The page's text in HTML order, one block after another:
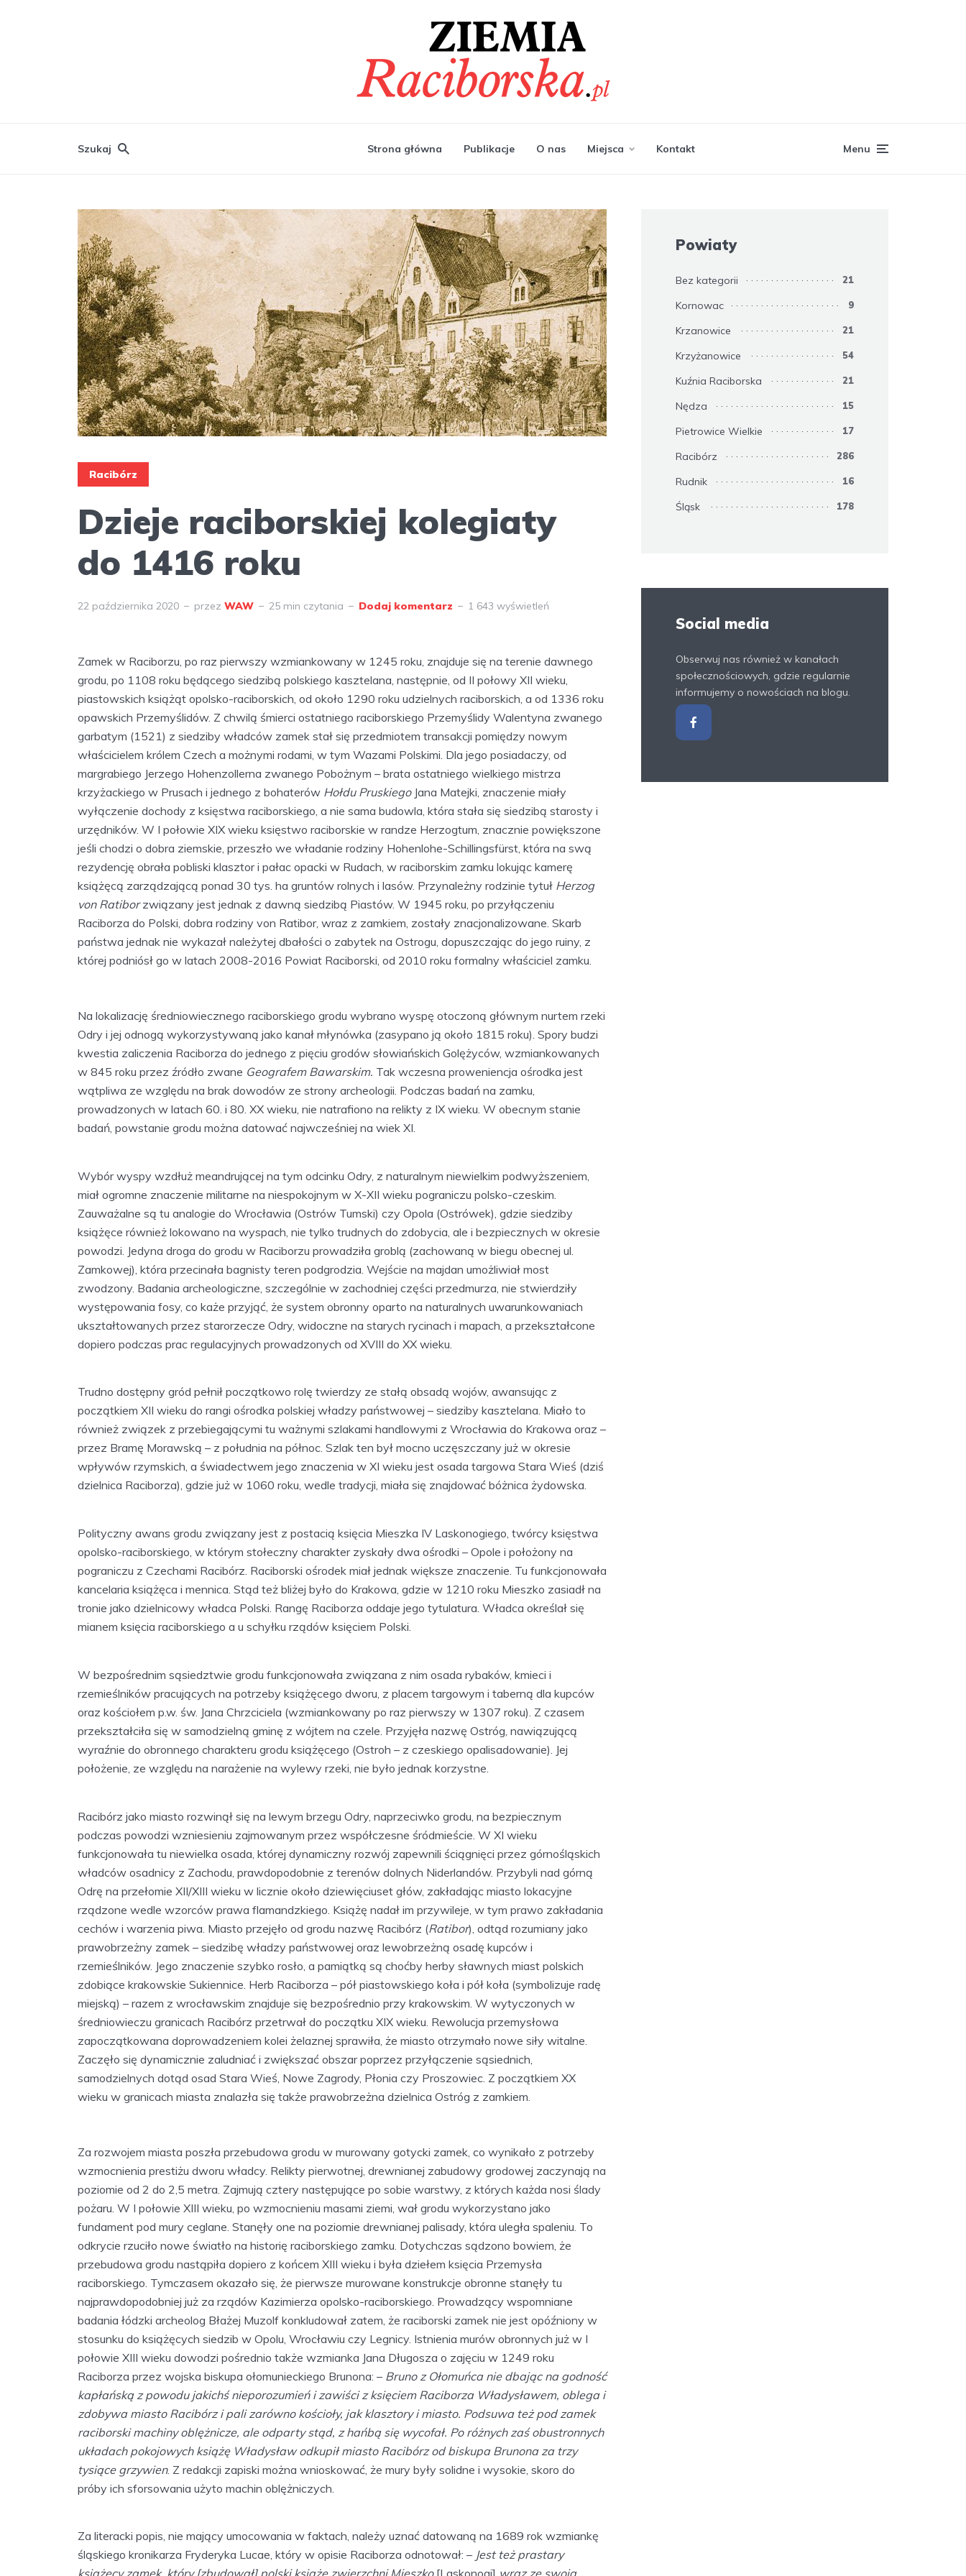
Szukaj Strona główna Publikacje O nas Miejsca Kontakt Menu
Racibórz
Dzieje raciborskiej kolegiaty
do 1416 roku
22 października 2020 przez WAW 25 min czytania Dodaj komentarz 1 643 wyświetleń
Zamek w Raciborzu, po raz pierwszy wzmiankowany w 1245 roku, znajduje się na terenie dawnego
grodu, po 1108 roku będącego siedzibą polskiego kasztelana, następnie, od II połowy XII wieku,
piastowskich książąt opolsko-raciborskich, od około 1290 roku udzielnych raciborskich, a od 1336 roku
opawskich Przemyślidów. Z chwilą śmierci ostatniego raciborskiego Przemyślidy Walentyna zwanego
garbatym (1521) z siedziby władców zamek stał się przedmiotem transakcji pomiędzy nowym
właścicielem królem Czech a możnymi rodami, w tym Wazami Polskimi. Dla jego posiadaczy, od
margrabiego Jerzego Hohenzollerna zwanego Pobożnym – brata ostatniego wielkiego mistrza
krzyżackiego w Prusach i jednego z bohaterów Hołdu PruskiegoJana Matejki, znaczenie miały
wyłączenie dochody z księstwa raciborskiego, a nie sama budowla, która stała się siedzibą starosty i
urzędników. W I połowie XIX wieku księstwo raciborskie w randze Herzogtum, znacznie powiększone
jeśli chodzi o dobra ziemskie, przeszło we władanie rodziny Hohenlohe-Schillingsfürst, która na swą
rezydencję obrała pobliski klasztor i pałac opacki w Rudach, w raciborskim zamku lokując kamerę
książęcą zarządzającą ponad 30 tys. ha gruntów rolnych i lasów. Przynależny rodzinie tytuł Herzog
von Ratiborzwiązany jest jednak z dawną siedzibą Piastów. W 1945 roku, po przyłączeniu
Raciborza do Polski, dobra rodziny von Ratibor, wraz z zamkiem, zostały znacjonalizowane. Skarb
państwa jednak nie wykazał należytej dbałości o zabytek na Ostrogu, dopuszczając do jego ruiny, z
której podniósł go w latach 2008-2016 Powiat Raciborski, od 2010 roku formalny właściciel zamku.
Na lokalizację średniowiecznego raciborskiego grodu wybrano wyspę otoczoną głównym nurtem rzeki
Odry i jej odnogą wykorzystywaną jako kanał młynówka (zasypano ją około 1815 roku). Spory budzi
kwestia zaliczenia Raciborza do jednego z pięciu grodów słowiańskich Golężyców, wzmiankowanych
w 845 roku przez źródło zwane Geografem Bawarskim. Tak wczesna proweniencja ośrodka jest
wątpliwa ze względu na brak dowodów ze strony archeologii. Podczas badań na zamku,
prowadzonych w latach 60. i 80. XX wieku, nie natrafiono na relikty z IX wieku. W obecnym stanie
badań, powstanie grodu można datować najwcześniej na wiek XI.
Wybór wyspy wzdłuż meandrującej na tym odcinku Odry, z naturalnym niewielkim podwyższeniem,
miał ogromne znaczenie militarne na niespokojnym w X-XII wieku pograniczu polsko-czeskim.
Zauważalne są tu analogie do Wrocławia (Ostrów Tumski) czy Opola (Ostrówek), gdzie siedziby
książęce również lokowano na wyspach, nie tylko trudnych do zdobycia, ale i bezpiecznych w okresie
powodzi. Jedyna droga do grodu w Raciborzu prowadziła groblą (zachowaną w biegu obecnej ul.
Zamkowej), która przecinała bagnisty teren podgrodzia. Wejście na majdan umożliwiał most
zwodzony. Badania archeologiczne, szczególnie w zachodniej części przedmurza, nie stwierdziły
występowania fosy, co każe przyjąć, że system obronny oparto na naturalnych uwarunkowaniach
ukształtowanych przez starorzecze Odry, widoczne na starych rycinach i mapach, a przekształcone
dopiero podczas prac regulacyjnych prowadzonych od XVIII do XX wieku.
Trudno dostępny gród pełnił początkowo rolę twierdzy ze stałą obsadą wojów, awansując z
początkiem XII wieku do rangi ośrodka polskiej władzy państwowej – siedziby kasztelana. Miało to
również związek z przebiegającymi tu ważnymi szlakami handlowymi z Wrocławia do Krakowa oraz –
przez Bramę Morawską – z południa na północ. Szlak ten był mocno uczęszczany już w okresie
wpływów rzymskich, a świadectwem jego znaczenia w XI wieku jest osada targowa Stara Wieś (dziś
dzielnica Raciborza), gdzie już w 1060 roku, wedle tradycji, miała się znajdować bóżnica żydowska.
Polityczny awans grodu związany jest z postacią księcia Mieszka IV Laskonogiego, twórcy księstwa
opolsko-raciborskiego, w którym stołeczny charakter zyskały dwa ośrodki – Opole i położony na
pograniczu z Czechami Racibórz. Raciborski ośrodek miał jednak większe znaczenie. Tu funkcjonowała
kancelaria książęca i mennica. Stąd też bliżej było do Krakowa, gdzie w 1210 roku Mieszko zasiadł na
tronie jako dzielnicowy władca Polski. Rangę Raciborza oddaje jego tytulatura. Władca określał się
mianem księcia raciborskiego a u schyłku rządów księciem Polski.
W bezpośrednim sąsiedztwie grodu funkcjonowała związana z nim osada rybaków, kmieci i
rzemieślników pracujących na potrzeby książęcego dworu, z placem targowym i taberną dla kupców
oraz kościołem p.w. św. Jana Chrzciciela (wzmiankowany po raz pierwszy w 1307 roku). Z czasem
przekształciła się w samodzielną gminę z wójtem na czele. Przyjęła nazwę Ostróg, nawiązującą
wyraźnie do obronnego charakteru grodu książęcego (Ostroh – z czeskiego opalisadowanie). Jej
położenie, ze względu na narażenie na wylewy rzeki, nie było jednak korzystne.
Racibórz jako miasto rozwinął się na lewym brzegu Odry, naprzeciwko grodu, na bezpiecznym
podczas powodzi wzniesieniu zajmowanym przez współczesne śródmieście. W XI wieku
funkcjonowała tu niewielka osada, której dynamiczny rozwój zapewnili ściągnięci przez górnośląskich
władców osadnicy z Zachodu, prawdopodobnie z terenów dolnych Niderlandów. Przybyli nad górną
Odrę na przełomie XII/XIII wieku w licznie około dziewięciuset głów, zakładając miasto lokacyjne
rządzone wedle wzorców prawa flamandzkiego. Książę nadał im przywileje, w tym prawo zakładania
cechów i warzenia piwa. Miasto przejęło od grodu nazwę Racibórz (Ratibor), odtąd rozumiany jako
prawobrzeżny zamek – siedzibę władzy państwowej oraz lewobrzeżną osadę kupców i
rzemieślników. Jego znaczenie szybko rosło, a pamiątką są choćby herby sławnych miast polskich
zdobiące krakowskie Sukiennice. Herb Raciborza – pół piastowskiego koła i pół koła (symbolizuje radę
miejską) – razem z wrocławskim znajduje się bezpośrednio przy krakowskim. W wytyczonych w
średniowieczu granicach Racibórz przetrwał do początku XIX wieku. Rewolucja przemysłowa
zapoczątkowana doprowadzeniem kolei żelaznej sprawiła, że miasto otrzymało nowe siły witalne.
Zaczęło się dynamicznie zaludniać i zwiększać obszar poprzez przyłączenie sąsiednich,
samodzielnych dotąd osad Stara Wieś, Nowe Zagrody, Płonia czy Proszowiec. Z początkiem XX
wieku w granicach miasta znalazła się także prawobrzeżna dzielnica Ostróg z zamkiem.
Za rozwojem miasta poszła przebudowa grodu w murowany gotycki zamek, co wynikało z potrzeby
wzmocnienia prestiżu dworu władcy. Relikty pierwotnej, drewnianej zabudowy grodowej zaczynają na
poziomie od 2 do 2,5 metra. Zajmują cztery następujące po sobie warstwy, z których każda nosi ślady
pożaru. W I połowie XIII wieku, po wzmocnieniu masami ziemi, wał grodu wykorzystano jako
fundament pod mury ceglane. Stanęły one na poziomie drewnianej palisady, która uległa spaleniu. To
odkrycie rzuciło nowe światło na historię raciborskiego zamku. Dotychczas sądzono bowiem, że
przebudowa grodu nastąpiła dopiero z końcem XIII wieku i była dziełem księcia Przemysła
raciborskiego. Tymczasem okazało się, że pierwsze murowane konstrukcje obronne stanęły tu
najprawdopodobniej już za rządów Kazimierza opolsko-raciborskiego. Prowadzący wspomniane
badania łódzki archeolog Błażej Muzolf konkludował zatem, że raciborski zamek nie jest opóźniony w
stosunku do książęcych siedzib w Opolu, Wrocławiu czy Legnicy. Istnienia murów obronnych już w I
połowie XIII wieku dowodzi pośrednio także wzmianka Jana Długosza o zajęciu w 1249 roku
Raciborza przez wojska biskupa ołomunieckiego Brunona: – Bruno z Ołomuńca nie dbając na godność
kapłańską z powodu jakichś nieporozumień i zawiści z księciem Raciborza Władysławem, oblega i
zdobywa miasto Racibórz i pali zarówno kościoły, jak klasztory i miasto. Podsuwa też pod zamek
raciborski machiny oblężnicze, ale odparty stąd, z hańbą się wycofał. Po różnych zaś obustronnych
układach pokojowych książę Władysław odkupił miasto Racibórz od biskupa Brunona za trzy
tysiące grzywien. Z redakcji zapiski można wnioskować, że mury były solidne i wysokie, skoro do
próby ich sforsowania użyto machin oblężniczych.
Za literacki popis, nie mający umocowania w faktach, należy uznać datowaną na 1689 rok wzmiankę
śląskiego kronikarza Fryderyka Lucae, który w opisie Raciborza odnotował: – Jest też prastary
Powiaty
Bez kategorii 21
Kornowac 9
Krzanowice 21
Krzyżanowice 54
Kuźnia Raciborska 21
Nędza 15
Pietrowice Wielkie 17
Racibórz 286
Rudnik 16
Śląsk 178
Social media
Obserwuj nas również w kanałach
społecznościowych, gdzie regularnie
informujemy o nowościach na blogu.